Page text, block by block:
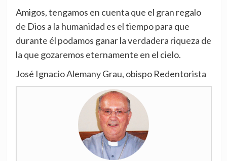
Amigos, tengamos en cuenta que el gran regalo
de Dios a la humanidad es el tiempo para que
durante él podamos ganar la verdadera riqueza de
la que gozaremos eternamente en el cielo.
José Ignacio Alemany Grau, obispo Redentorista